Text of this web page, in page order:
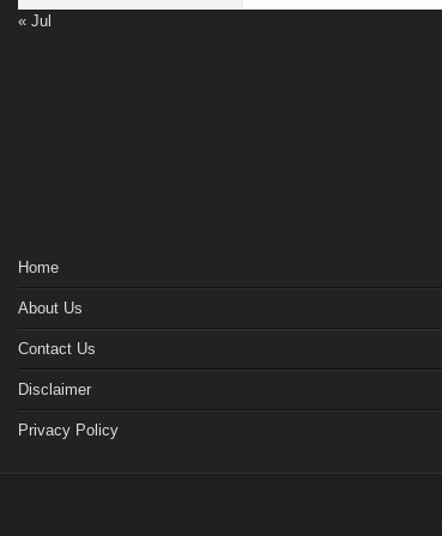
« Jul
Home
About Us
Contact Us
Disclaimer
Privacy Policy